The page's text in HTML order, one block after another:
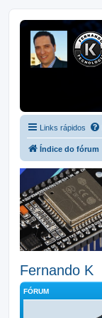
Links rápidos
Índice do fórum
Fernando K
FÓRUM